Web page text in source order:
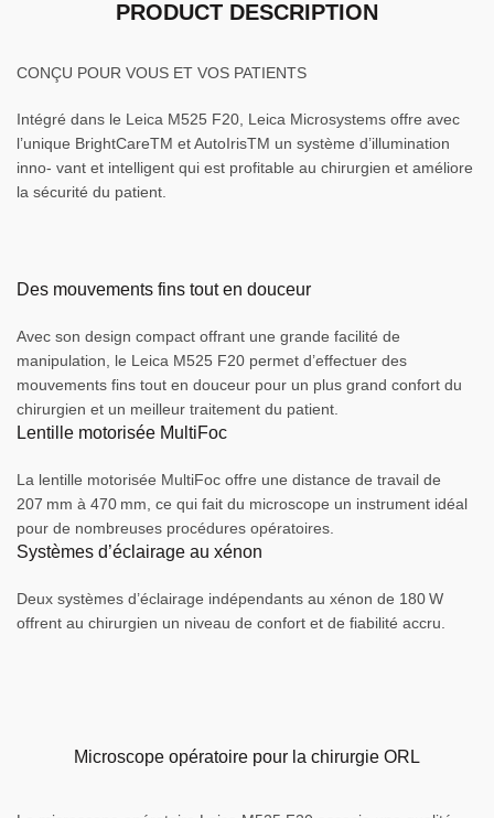
PRODUCT DESCRIPTION
CONÇU POUR VOUS ET VOS PATIENTS
Intégré dans le Leica M525 F20, Leica Microsystems offre avec
l’unique BrightCareTM et AutoIrisTM un système d’illumination
inno- vant et intelligent qui est profitable au chirurgien et améliore
la sécurité du patient.
Des mouvements fins tout en douceur
Avec son design compact offrant une grande facilité de
manipulation, le Leica M525 F20 permet d’effectuer des
mouvements fins tout en douceur pour un plus grand confort du
chirurgien et un meilleur traitement du patient.
Lentille motorisée MultiFoc
La lentille motorisée MultiFoc offre une distance de travail de
207 mm à 470 mm, ce qui fait du microscope un instrument idéal
pour de nombreuses procédures opératoires.
Systèmes d’éclairage au xénon
Deux systèmes d’éclairage indépendants au xénon de 180 W
offrent au chirurgien un niveau de confort et de fiabilité accru.
Microscope opératoire pour la chirurgie ORL